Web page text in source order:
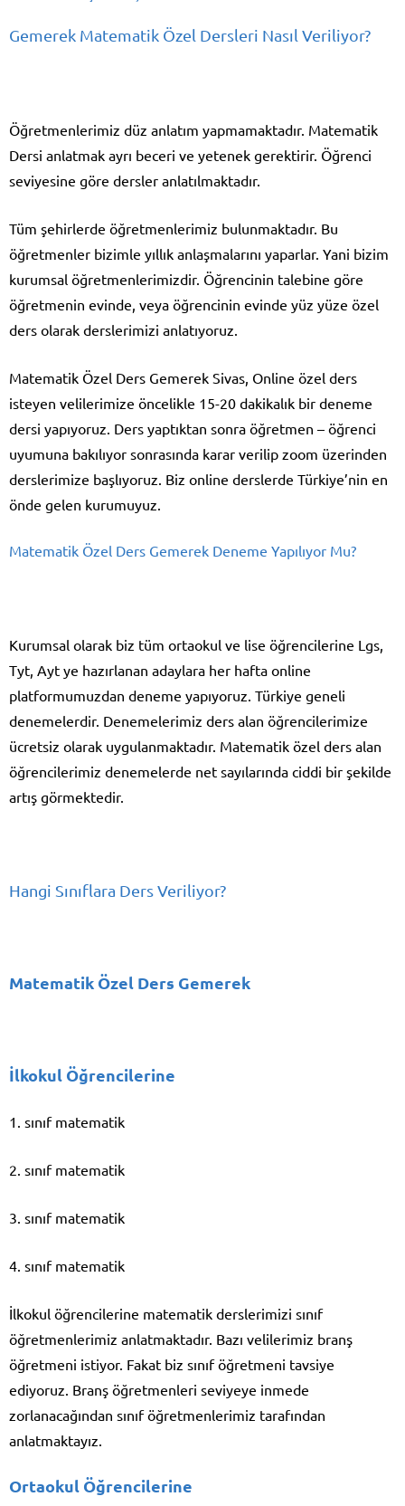
Gemerek Matematik Özel Dersleri Nasıl Veriliyor?
Öğretmenlerimiz düz anlatım yapmamaktadır. Matematik
Dersi anlatmak ayrı beceri ve yetenek gerektirir. Öğrenci
seviyesine göre dersler anlatılmaktadır.
Tüm şehirlerde öğretmenlerimiz bulunmaktadır. Bu
öğretmenler bizimle yıllık anlaşmalarını yaparlar. Yani bizim
kurumsal öğretmenlerimizdir. Öğrencinin talebine göre
öğretmenin evinde, veya öğrencinin evinde yüz yüze özel
ders olarak derslerimizi anlatıyoruz.
Matematik Özel Ders Gemerek Sivas, Online özel ders
isteyen velilerimize öncelikle 15-20 dakikalık bir deneme
dersi yapıyoruz. Ders yaptıktan sonra öğretmen – öğrenci
uyumuna bakılıyor sonrasında karar verilip zoom üzerinden
derslerimize başlıyoruz. Biz online derslerde Türkiye’nin en
önde gelen kurumuyuz.
Matematik Özel Ders Gemerek Deneme Yapılıyor Mu?
Kurumsal olarak biz tüm ortaokul ve lise öğrencilerine Lgs,
Tyt, Ayt ye hazırlanan adaylara her hafta online
platformumuzdan deneme yapıyoruz. Türkiye geneli
denemelerdir. Denemelerimiz ders alan öğrencilerimize
ücretsiz olarak uygulanmaktadır. Matematik özel ders alan
öğrencilerimiz denemelerde net sayılarında ciddi bir şekilde
artış görmektedir.
Hangi Sınıflara Ders Veriliyor?
Matematik Özel Ders Gemerek
İlkokul Öğrencilerine
1. sınıf matematik
2. sınıf matematik
3. sınıf matematik
4. sınıf matematik
İlkokul öğrencilerine matematik derslerimizi sınıf
öğretmenlerimiz anlatmaktadır. Bazı velilerimiz branş
öğretmeni istiyor. Fakat biz sınıf öğretmeni tavsiye
ediyoruz. Branş öğretmenleri seviyeye inmede
zorlanacağından sınıf öğretmenlerimiz tarafından
anlatmaktayız.
Ortaokul Öğrencilerine